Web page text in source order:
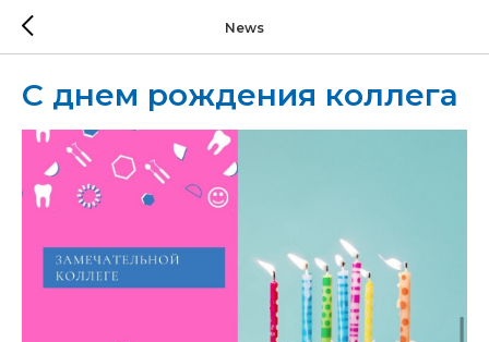
News
С днем рождения коллега